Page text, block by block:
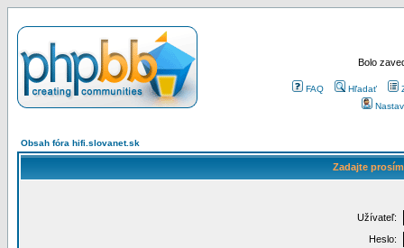
Bolo
FAQ Hľadať
Obsah fóra hifi.slovanet.sk
Zadajte
Užívateľ:
Heslo: